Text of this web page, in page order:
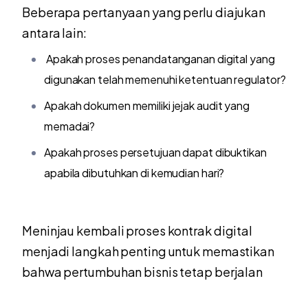
Beberapa pertanyaan yang perlu diajukan
antara lain:
Apakah proses penandatanganan digital yang
digunakan telah memenuhi ketentuan regulator?
Apakah dokumen memiliki jejak audit yang
memadai?
Apakah proses persetujuan dapat dibuktikan
apabila dibutuhkan di kemudian hari?
Meninjau kembali proses kontrak digital
menjadi langkah penting untuk memastikan
bahwa pertumbuhan bisnis tetap berjalan